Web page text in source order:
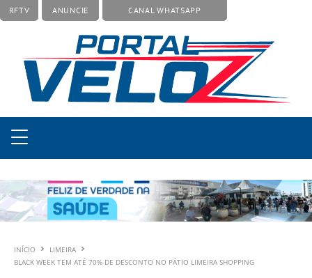
RFTV ANUNCIE CANAL WHATSAPP
INÍCIO
LIMEIRA
BLACK WEEK TEM ATÉ 70% DE DESCONTO NO PÁTIO LIMEIRA SHOPPING